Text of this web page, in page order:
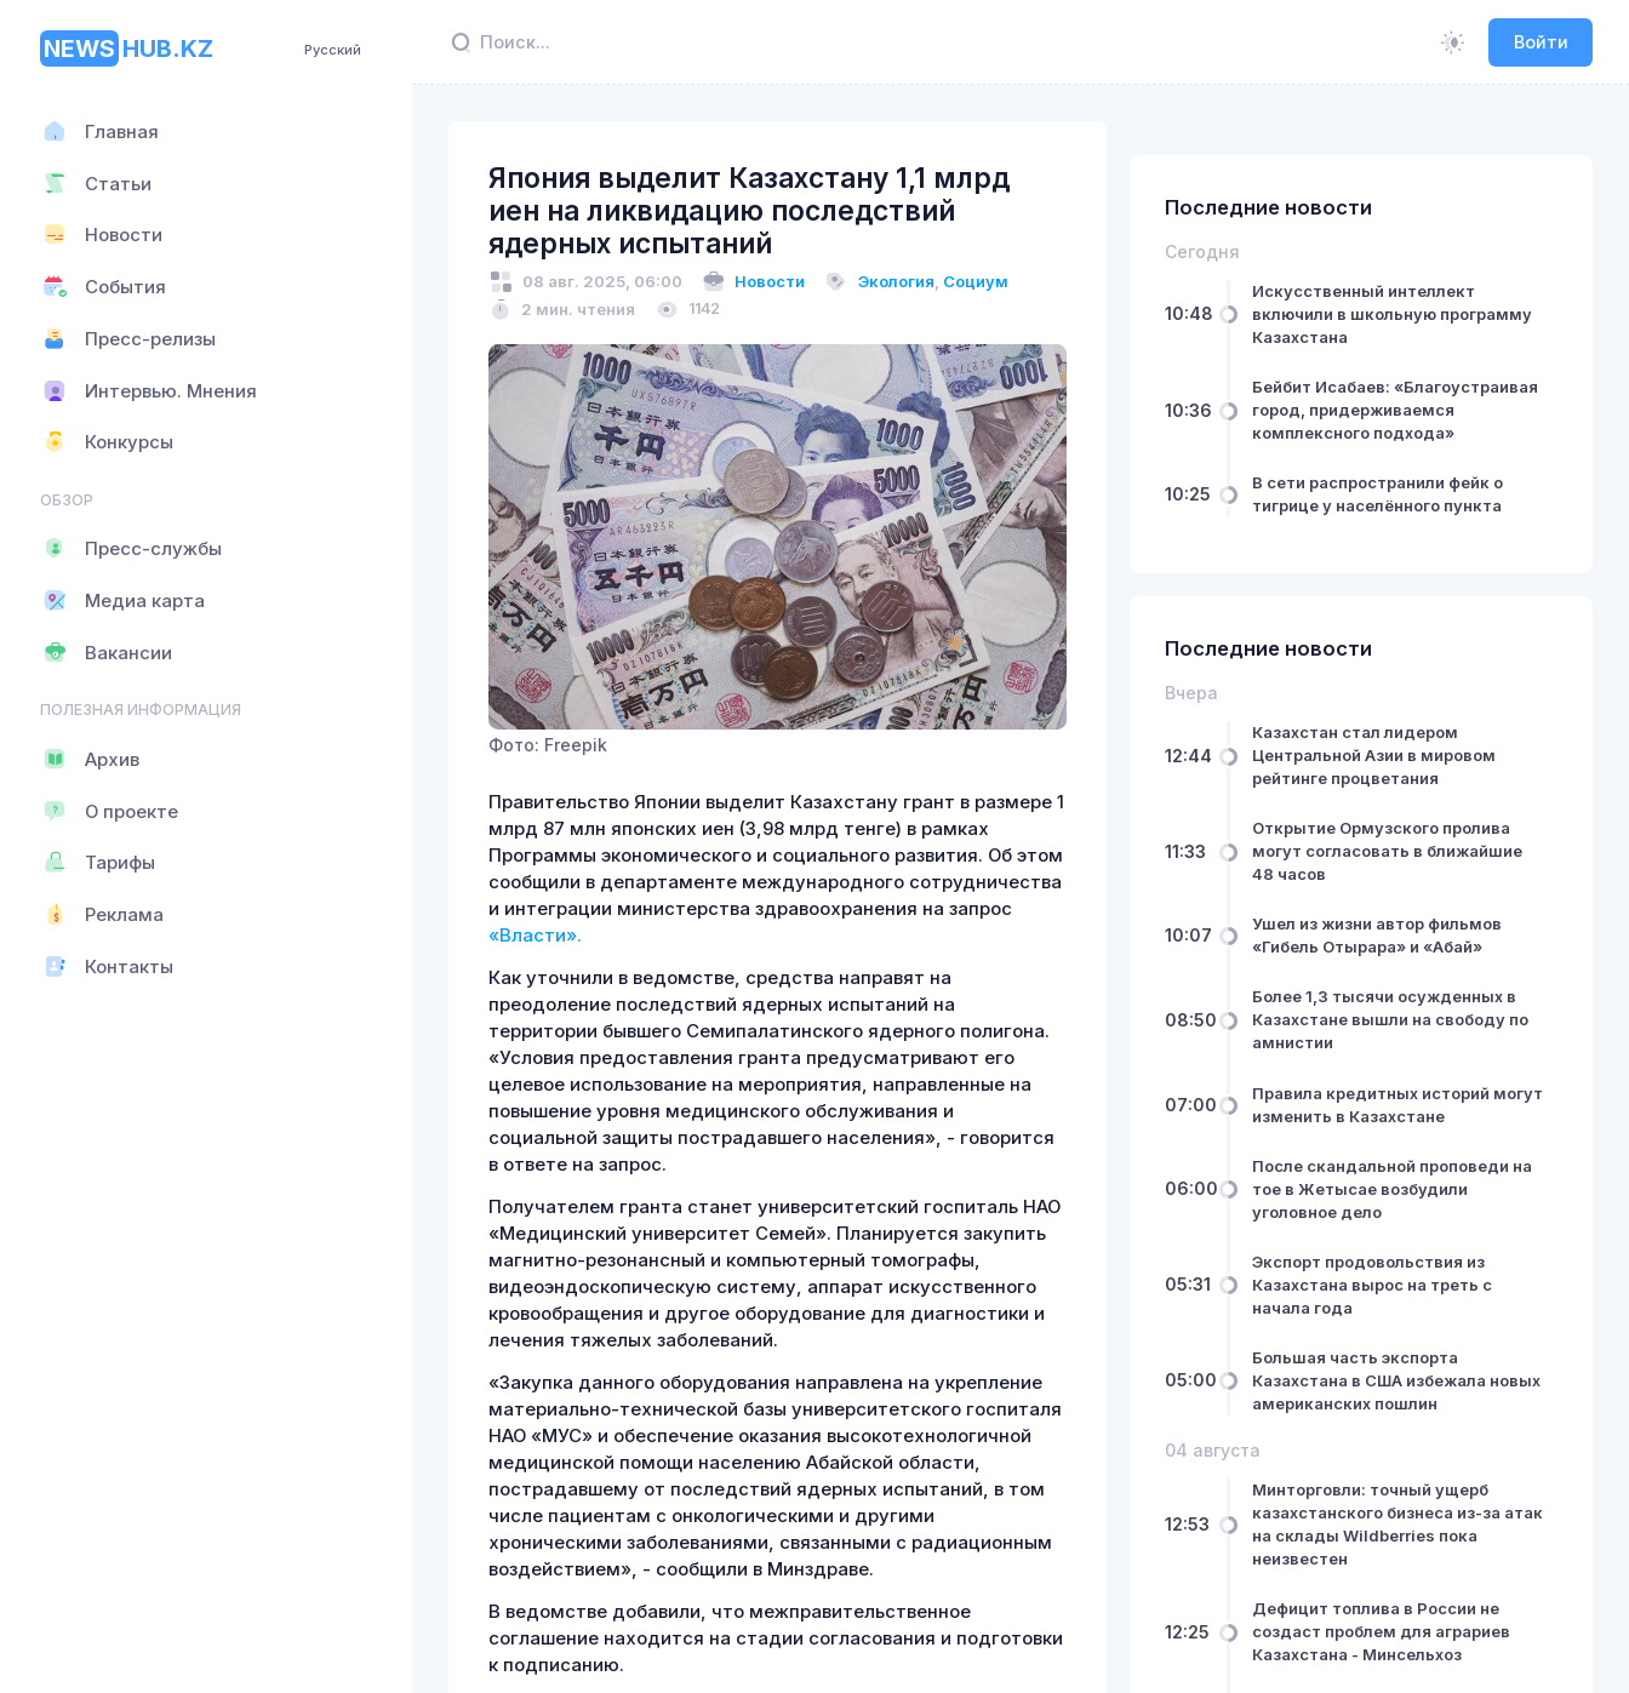
Войти
NEWS HUB.KZ Русский
Главная
Статьи
Новости
События
Пресс-релизы
Интервью. Мнения
Конкурсы
ОБЗОР
Пресс-службы
Медиа карта
Вакансии
ПОЛЕЗНАЯ ИНФОРМАЦИЯ
Архив
О проекте
Тарифы
Реклама
Контакты
Япония выделит Казахстану 1,1 млрд
иен на ликвидацию последствий
ядерных испытаний
08 авг. 2025, 06:00 Новости Экология, Социум
2 мин. чтения
1142
Фото: Freepik
Правительство Японии выделит Казахстану грант в размере 1
млрд 87 млн японских иен (3,98 млрд тенге) в рамках
Программы экономического и социального развития. Об этом
сообщили в департаменте международного сотрудничества
и интеграции министерства здравоохранения на запрос
«Власти».
Как уточнили в ведомстве, средства направят на
преодоление последствий ядерных испытаний на
территории бывшего Семипалатинского ядерного полигона.
«Условия предоставления гранта предусматривают его
целевое использование на мероприятия, направленные на
повышение уровня медицинского обслуживания и
социальной защиты пострадавшего населения», - говорится
в ответе на запрос.
Получателем гранта станет университетский госпиталь НАО
«Медицинский университет Семей». Планируется закупить
магнитно-резонансный и компьютерный томографы,
видеоэндоскопическую систему, аппарат искусственного
кровообращения и другое оборудование для диагностики и
лечения тяжелых заболеваний.
«Закупка данного оборудования направлена на укрепление
материально-технической базы университетского госпиталя
НАО «МУС» и обеспечение оказания высокотехнологичной
медицинской помощи населению Абайской области,
пострадавшему от последствий ядерных испытаний, в том
числе пациентам с онкологическими и другими
хроническими заболеваниями, связанными с радиационным
воздействием», - сообщили в Минздраве.
В ведомстве добавили, что межправительственное
соглашение находится на стадии согласования и подготовки
к подписанию.
Последние новости
Сегодня
10:48
Искусственный интеллект
включили в школьную программу
Казахстана
10:36
Бейбит Исабаев: «Благоустраивая
город, придерживаемся
комплексного подхода»
10:25
В сети распространили фейк о
тигрице у населённого пункта
Последние новости
Вчера
12:44
Казахстан стал лидером
Центральной Азии в мировом
рейтинге процветания
11:33
Открытие Ормузского пролива
могут согласовать в ближайшие
48 часов
10:07
Ушел из жизни автор фильмов
«Гибель Отырара» и «Абай»
08:50
Более 1,3 тысячи осужденных в
Казахстане вышли на свободу по
амнистии
07:00
Правила кредитных историй могут
изменить в Казахстане
06:00
После скандальной проповеди на
тое в Жетысае возбудили
уголовное дело
05:31
Экспорт продовольствия из
Казахстана вырос на треть с
начала года
05:00
Большая часть экспорта
Казахстана в США избежала новых
американских пошлин
04 августа
12:53
Минторговли: точный ущерб
казахстанского бизнеса из-за атак
на склады Wildberries пока
неизвестен
12:25
Дефицит топлива в России не
создаст проблем для аграриев
Казахстана - Минсельхоз